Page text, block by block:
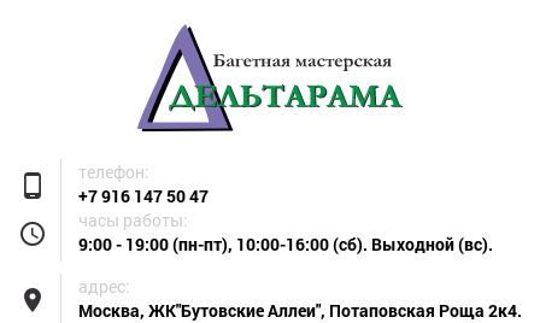
phone_android
телефон:
+7 916 147 50 47
access_time
часы работы:
9:00 - 19:00 (пн-пт), 10:00-16:00 (сб). Выходной (вс).
place
адрес:
Москва, ЖК"Бутовские Аллеи", Потаповская Роща 2к4.